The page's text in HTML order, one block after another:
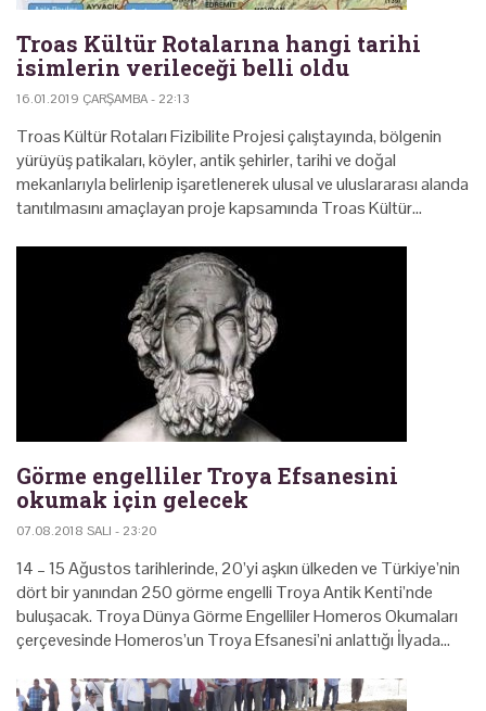
Troas Kültür Rotalarına hangi tarihi
isimlerin verileceği belli oldu
16.01.2019 ÇARŞAMBA - 22:13
Troas Kültür Rotaları Fizibilite Projesi çalıştayında, bölgenin
yürüyüş patikaları, köyler, antik şehirler, tarihi ve doğal
mekanlarıyla belirlenip işaretlenerek ulusal ve uluslararası alanda
tanıtılmasını amaçlayan proje kapsamında Troas Kültür…
Görme engelliler Troya Efsanesini
okumak için gelecek
07.08.2018 SALI - 23:20
14 – 15 Ağustos tarihlerinde, 20’yi aşkın ülkeden ve Türkiye’nin
dört bir yanından 250 görme engelli Troya Antik Kenti’nde
buluşacak. Troya Dünya Görme Engelliler Homeros Okumaları
çerçevesinde Homeros’un Troya Efsanesi’ni anlattığı İlyada…